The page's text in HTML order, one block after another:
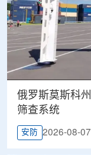
俄罗斯莫斯科
筛查系统
安防 2026-08-07